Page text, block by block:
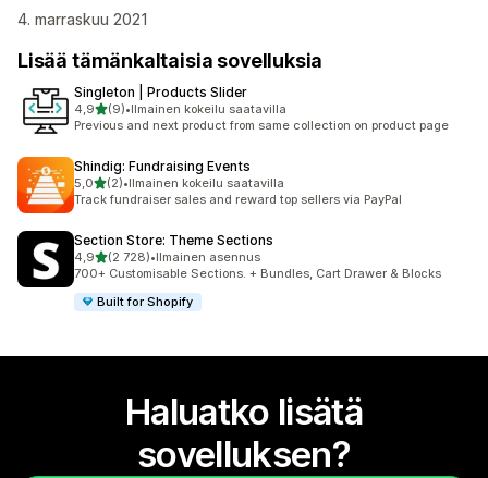
4. marraskuu 2021
Lisää tämänkaltaisia sovelluksia
Singleton | Products Slider
4,9/ 5 tähteä
(9)
9 arvostelua yhteensä
•Ilmainen kokeilu saatavilla
Previous and next product from same collection on product page
Shindig: Fundraising Events
5,0/ 5 tähteä
(2)
2 arvostelua yhteensä
•Ilmainen kokeilu saatavilla
Track fundraiser sales and reward top sellers via PayPal
Section Store: Theme Sections
4,9/ 5 tähteä
(2 728)
2728 arvostelua yhteensä
•Ilmainen asennus
700+ Customisable Sections. + Bundles, Cart Drawer & Blocks
Built for Shopify
Haluatko lisätä
sovelluksen?